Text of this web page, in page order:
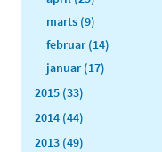
marts (9)
februar (14)
januar (17)
2015 (33)
2014 (44)
2013 (49)